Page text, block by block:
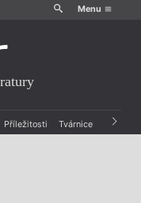
Menu
Příležitosti Tvárnice Archiv